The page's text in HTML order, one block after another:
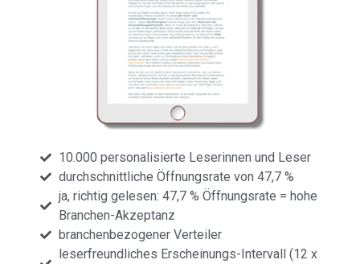
10.000 personalisierte Leserinnen und Leser
durchschnittliche Öffnungsrate von 47,7 %
ja, richtig gelesen: 47,7 % Öffnungsrate = hohe
Branchen-Akzeptanz
branchenbezogener Verteiler
leserfreundliches Erscheinungs-Intervall (12 x